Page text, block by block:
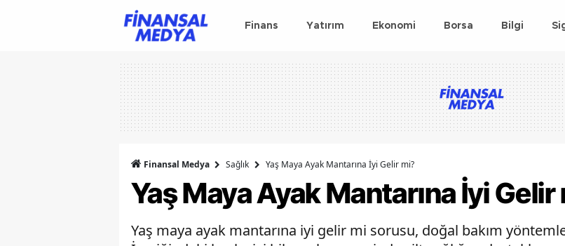
Finans Yatırım Ekonomi Borsa Bilgi
Finansal Medya Sağlık Yaş Maya Ayak Mantarına İyi Gelir mi?
Yaş Maya Ayak Mantarına İyi Gelir
Yaş maya ayak mantarına iyi gelir mi sorusu, doğal bakım